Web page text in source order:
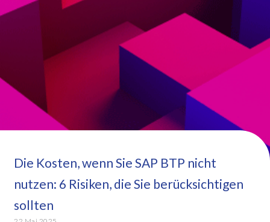
Die Kosten, wenn Sie SAP BTP nicht
nutzen: 6 Risiken, die Sie berücksichtigen
sollten